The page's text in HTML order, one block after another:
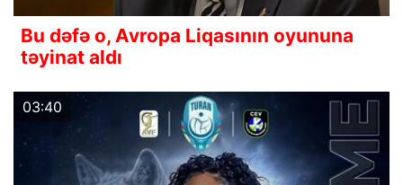
Bu dəfə o, Avropa Liqasının oyununa
təyinat aldı
03:40